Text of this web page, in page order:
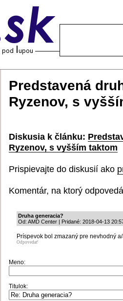
Predstavená
Ryzenov, s
Diskusia k článku:
Ryzenov, s vyšším taktom
Prispievajte do diskusií ako
Komentár, na ktorý
Druha generacia?
Od: AMD Center | Pridané: 2018-04-13
Príspevok bol zmazaný pre nevhodný
Odpovedať
Meno:
Titulok: